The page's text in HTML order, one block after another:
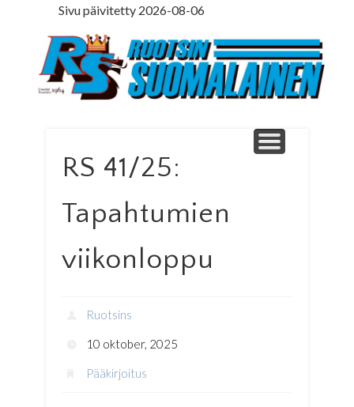
Sivu päivitetty 2026-08-06
ETUSIVU
PÄÄKIRJOITUS
MINNE MENNÄ
ILMOITUSOSASTO
LEHTITILAUS
NETTILEHTI
LEDARE PÅ SVENSKA
YHTEYSTIEDOT
RS 41/25:
Tapahtumien
viikonloppu
Ruotsins
10 oktober, 2025
Pääkirjoitus